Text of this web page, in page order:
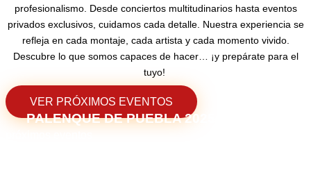
profesionalismo. Desde conciertos multitudinarios hasta eventos
privados exclusivos, cuidamos cada detalle. Nuestra experiencia se
refleja en cada montaje, cada artista y cada momento vivido.
Descubre lo que somos capaces de hacer… ¡y prepárate para el
tuyo!
VER PRÓXIMOS EVENTOS
PALENQUE DE PUEBLA 2025